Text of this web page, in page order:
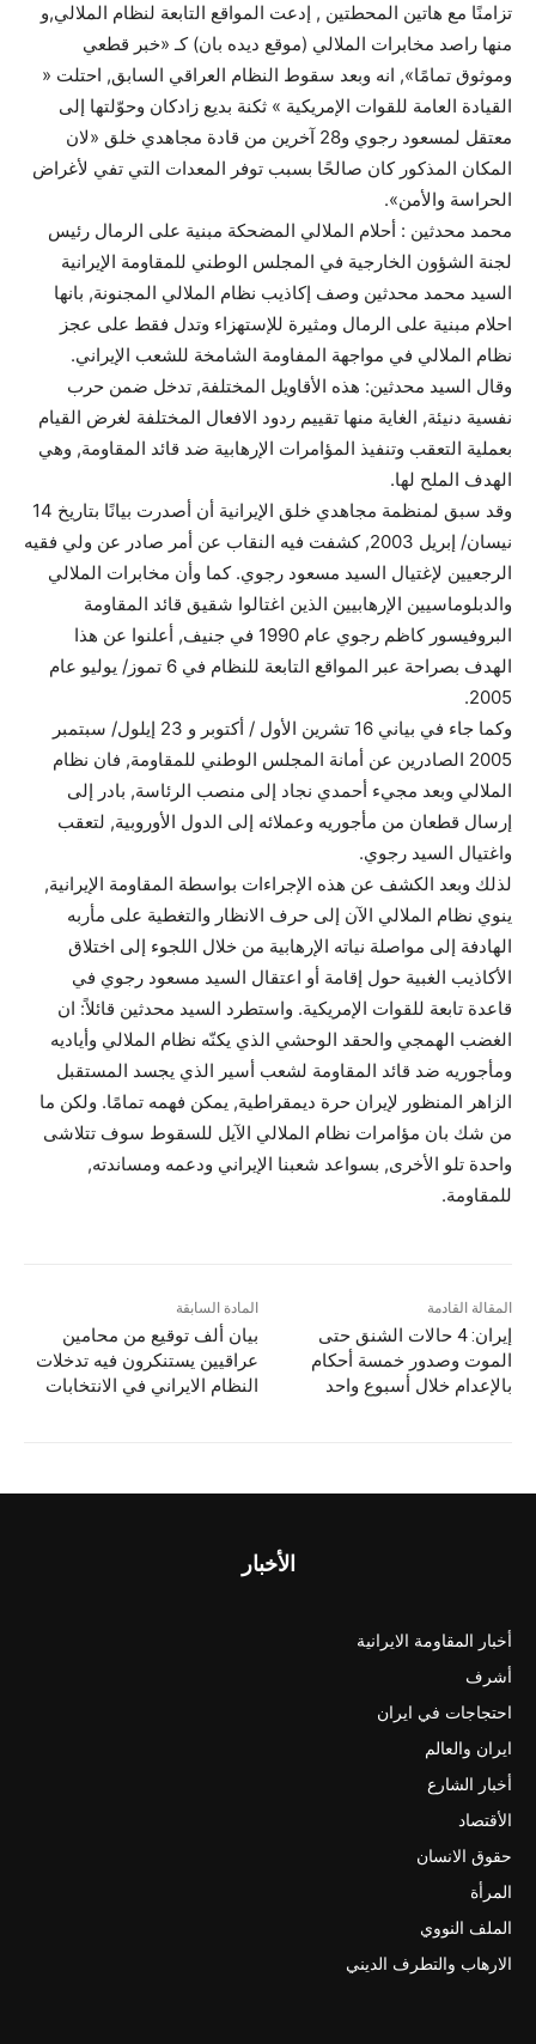
تزامنًا مع هاتين المحطتين , إدعت المواقع التابعة لنظام الملالي,و
منها راصد مخابرات الملالي (موقع ديده بان) كـ «خبر قطعي
وموثوق تمامًا», انه وبعد سقوط النظام العراقي السابق, احتلت «
القيادة العامة للقوات الإمريكية » ثكنة بديع زادكان وحوّلتها إلى
معتقل لمسعود رجوي و28 آخرين من قادة مجاهدي خلق «لان
المكان المذكور كان صالحًا بسبب توفر المعدات التي تفي لأغراض
الحراسة والأمن».
محمد محدثين : أحلام الملالي المضحكة مبنية على الرمال رئيس
لجنة الشؤون الخارجية في المجلس الوطني للمقاومة الإيرانية
السيد محمد محدثين وصف إكاذيب نظام الملالي المجنونة, بانها
احلام مبنية على الرمال ومثيرة للإستهزاء وتدل فقط على عجز
نظام الملالي في مواجهة المفاومة الشامخة للشعب الإيراني.
وقال السيد محدثين: هذه الأقاويل المختلفة, تدخل ضمن حرب
نفسية دنيئة, الغاية منها تقييم ردود الافعال المختلفة لغرض القيام
بعملية التعقب وتنفيذ المؤامرات الإرهابية ضد قائد المقاومة, وهي
الهدف الملح لها.
وقد سبق لمنظمة مجاهدي خلق الإيرانية أن أصدرت بيانًا بتاريخ 14
نيسان/ إبريل 2003, كشفت فيه النقاب عن أمر صادر عن ولي فقيه
الرجعيين لإغتيال السيد مسعود رجوي. كما وأن مخابرات الملالي
والدبلوماسيين الإرهابيين الذين اغتالوا شقيق قائد المقاومة
البروفيسور كاظم رجوي عام 1990 في جنيف, أعلنوا عن هذا
الهدف بصراحة عبر المواقع التابعة للنظام في 6 تموز/ يوليو عام
2005.
وكما جاء في بياني 16 تشرين الأول / أكتوبر و 23 إيلول/ سبتمبر
2005 الصادرين عن أمانة المجلس الوطني للمقاومة, فان نظام
الملالي وبعد مجيء أحمدي نجاد إلى منصب الرئاسة, بادر إلى
إرسال قطعان من مأجوريه وعملائه إلى الدول الأوروبية, لتعقب
واغتيال السيد رجوي.
لذلك وبعد الكشف عن هذه الإجراءات بواسطة المقاومة الإيرانية,
ينوي نظام الملالي الآن إلى حرف الانظار والتغطية على مأربه
الهادفة إلى مواصلة نياته الإرهابية من خلال اللجوء إلى اختلاق
الأكاذيب الغبية حول إقامة أو اعتقال السيد مسعود رجوي في
قاعدة تابعة للقوات الإمريكية. واستطرد السيد محدثين قائلاً: ان
الغضب الهمجي والحقد الوحشي الذي يكنّه نظام الملالي وأياديه
ومأجوريه ضد قائد المقاومة لشعب أسير الذي يجسد المستقبل
الزاهر المنظور لإيران حرة ديمقراطية, يمكن فهمه تمامًا. ولكن ما
من شك بان مؤامرات نظام الملالي الآيل للسقوط سوف تتلاشى
واحدة تلو الأخرى, بسواعد شعبنا الإيراني ودعمه ومساندته,
للمقاومة.
المادة السابقة
بيان ألف توقيع من محامين
عراقيين يستنكرون فيه تدخلات
النظام الايراني في الانتخابات
المقالة القادمة
إيران: 4 حالات الشنق حتى
الموت وصدور خمسة أحكام
بالإعدام خلال أسبوع واحد
الأخبار
أخبار المقاومة الايرانية
أشرف
احتجاجات في ايران
ايران والعالم
أخبار الشارع
الأقتصاد
حقوق الانسان
المرأة
الملف النووي
الارهاب والتطرف الديني